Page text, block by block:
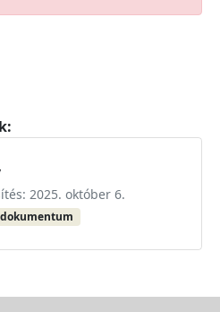
2025. október 6.
dokumentum